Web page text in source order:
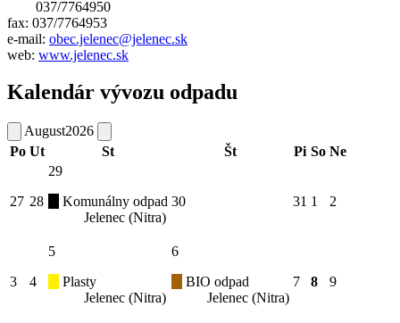
037/7764950
fax: 037/7764953
e-mail: obec.jelenec@jelenec.sk
web: www.jelenec.sk
Kalendár vývozu odpadu
August2026
Po Ut St Št Pi So Ne
27 28
29
Komunálny odpad
Jelenec (Nitra)
30 31 1 2
3 4
5
Plasty
Jelenec (Nitra)
6
BIO odpad
Jelenec (Nitra)
7 8 9